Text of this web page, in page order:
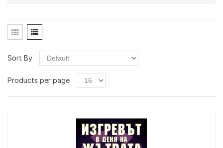
Sort By
Products per page